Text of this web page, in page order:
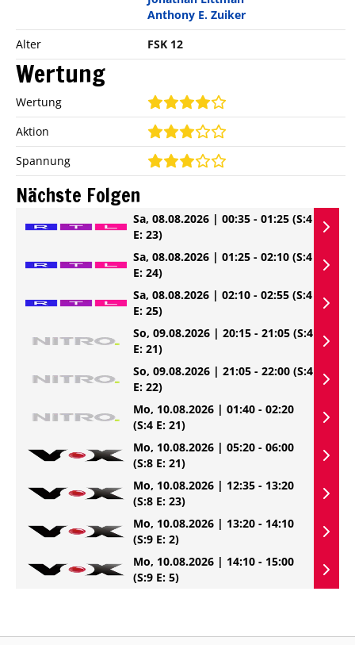
Anthony E. Zuiker
Alter
FSK 12
Wertung
Wertung
Aktion
Spannung
Nächste Folgen
Sa, 08.08.2026 | 00:35 - 01:25 (S:4
E: 23)
Sa, 08.08.2026 | 01:25 - 02:10 (S:4
E: 24)
Sa, 08.08.2026 | 02:10 - 02:55 (S:4
E: 25)
So, 09.08.2026 | 20:15 - 21:05 (S:4
E: 21)
So, 09.08.2026 | 21:05 - 22:00 (S:4
E: 22)
Mo, 10.08.2026 | 01:40 - 02:20
(S:4 E: 21)
Mo, 10.08.2026 | 05:20 - 06:00
(S:8 E: 21)
Mo, 10.08.2026 | 12:35 - 13:20
(S:8 E: 23)
Mo, 10.08.2026 | 13:20 - 14:10
(S:9 E: 2)
Mo, 10.08.2026 | 14:10 - 15:00
(S:9 E: 5)